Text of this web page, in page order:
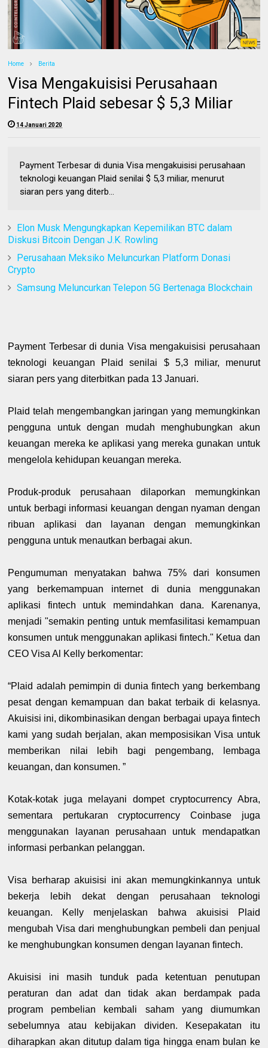
Home Berita
Visa Mengakuisisi Perusahaan
Fintech Plaid sebesar $ 5,3 Miliar
14 Januari 2020
Payment Terbesar di dunia Visa mengakuisisi perusahaan
teknologi keuangan Plaid senilai $ 5,3 miliar, menurut
siaran pers yang diterb...
Elon Musk Mengungkapkan Kepemilikan BTC dalam
Diskusi Bitcoin Dengan J.K. Rowling
Perusahaan Meksiko Meluncurkan Platform Donasi
Crypto
Samsung Meluncurkan Telepon 5G Bertenaga Blockchain
Payment Terbesar di dunia Visa mengakuisisi perusahaan
teknologi keuangan Plaid senilai $ 5,3 miliar, menurut
siaran pers yang diterbitkan pada 13 Januari.
Plaid telah mengembangkan jaringan yang memungkinkan
pengguna untuk dengan mudah menghubungkan akun
keuangan mereka ke aplikasi yang mereka gunakan untuk
mengelola kehidupan keuangan mereka.
Produk-produk perusahaan dilaporkan memungkinkan
untuk berbagi informasi keuangan dengan nyaman dengan
ribuan aplikasi dan layanan dengan memungkinkan
pengguna untuk menautkan berbagai akun.
Pengumuman menyatakan bahwa 75% dari konsumen
yang berkemampuan internet di dunia menggunakan
aplikasi fintech untuk memindahkan dana. Karenanya,
menjadi "semakin penting untuk memfasilitasi kemampuan
konsumen untuk menggunakan aplikasi fintech." Ketua dan
CEO Visa Al Kelly berkomentar:
“Plaid adalah pemimpin di dunia fintech yang berkembang
pesat dengan kemampuan dan bakat terbaik di kelasnya.
Akuisisi ini, dikombinasikan dengan berbagai upaya fintech
kami yang sudah berjalan, akan memposisikan Visa untuk
memberikan nilai lebih bagi pengembang, lembaga
keuangan, dan konsumen. ”
Kotak-kotak juga melayani dompet cryptocurrency Abra,
sementara pertukaran cryptocurrency Coinbase juga
menggunakan layanan perusahaan untuk mendapatkan
informasi perbankan pelanggan.
Visa berharap akuisisi ini akan memungkinkannya untuk
bekerja lebih dekat dengan perusahaan teknologi
keuangan. Kelly menjelaskan bahwa akuisisi Plaid
mengubah Visa dari menghubungkan pembeli dan penjual
ke menghubungkan konsumen dengan layanan fintech.
Akuisisi ini masih tunduk pada ketentuan penutupan
peraturan dan adat dan tidak akan berdampak pada
program pembelian kembali saham yang diumumkan
sebelumnya atau kebijakan dividen. Kesepakatan itu
diharapkan akan ditutup dalam tiga hingga enam bulan ke